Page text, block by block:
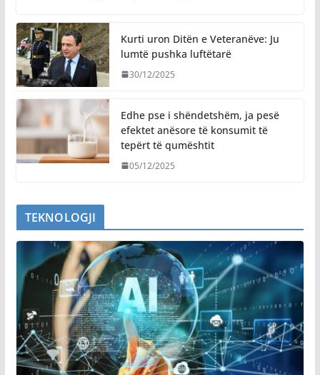
Kurti uron Ditën e Veteranëve: Ju
lumtë pushka luftëtarë
30/12/2025
Edhe pse i shëndetshëm, ja pesë
efektet anësore të konsumit të
tepërt të qumështit
05/12/2025
TEKNOLOGJI